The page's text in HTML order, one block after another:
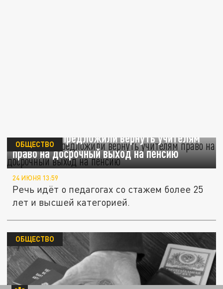
В Госдуме предложили вернуть учителям
право на досрочный выход на пенсию
ОБЩЕСТВО
24 ИЮНЯ 13:59
Речь идёт о педагогах со стажем более 25
лет и высшей категорией.
ОБЩЕСТВО